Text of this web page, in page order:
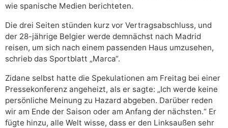
wie spanische Medien berichteten.
Die drei Seiten stünden kurz vor Vertragsabschluss, und
der 28-jährige Belgier werde demnächst nach Madrid
reisen, um sich nach einem passenden Haus umzusehen,
schrieb das Sportblatt „Marca“.
Zidane selbst hatte die Spekulationen am Freitag bei einer
Pressekonferenz angeheizt, als er sagte: „Ich werde keine
persönliche Meinung zu Hazard abgeben. Darüber reden
wir am Ende der Saison oder am Anfang der nächsten.“ Er
fügte hinzu, alle Welt wisse, dass er den Linksaußen sehr